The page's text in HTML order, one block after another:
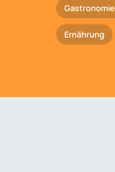
Gastronomie
Ernährung